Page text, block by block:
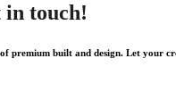
in touch!
premium built and design. Let your